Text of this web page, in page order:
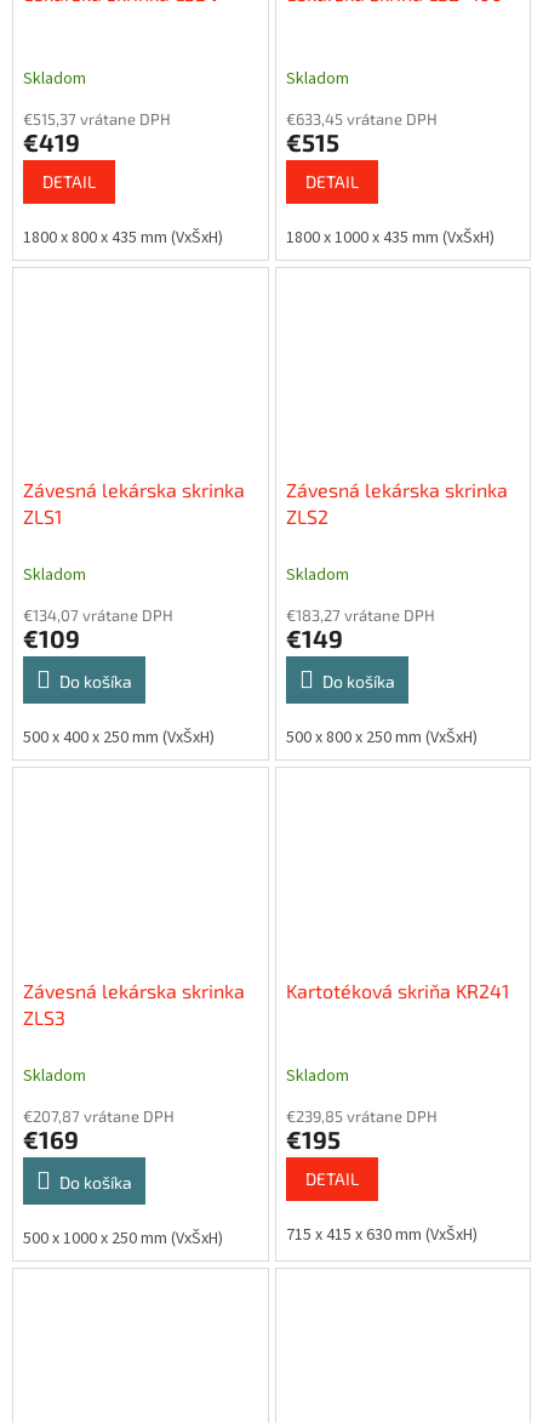
Skladom
€515,37 vrátane DPH
€419
DETAIL
1800 x 800 x 435 mm (VxŠxH)
Skladom
€633,45 vrátane DPH
€515
DETAIL
1800 x 1000 x 435 mm (VxŠxH)
Závesná lekárska skrinka
ZLS1
Skladom
€134,07 vrátane DPH
€109
Do košíka
500 x 400 x 250 mm (VxŠxH)
Závesná lekárska skrinka
ZLS2
Skladom
€183,27 vrátane DPH
€149
Do košíka
500 x 800 x 250 mm (VxŠxH)
Závesná lekárska skrinka
ZLS3
Skladom
€207,87 vrátane DPH
€169
Do košíka
500 x 1000 x 250 mm (VxŠxH)
Kartotéková skriňa KR241
Skladom
€239,85 vrátane DPH
€195
DETAIL
715 x 415 x 630 mm (VxŠxH)